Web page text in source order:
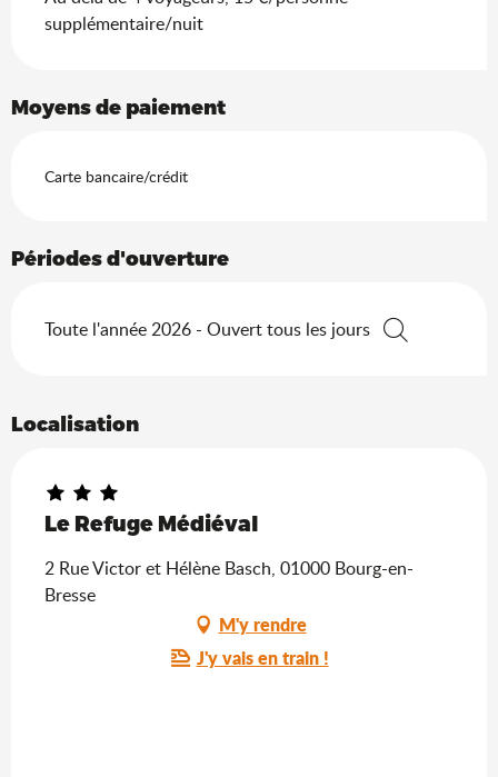
supplémentaire/nuit
Moyens de paiement
Carte bancaire/crédit
Périodes d'ouverture
Toute l'année 2026 - Ouvert tous les jours
Localisation
Le Refuge Médiéval
2 Rue Victor et Hélène Basch, 01000 Bourg-en-
Bresse
M'y rendre
J'y vais en train !